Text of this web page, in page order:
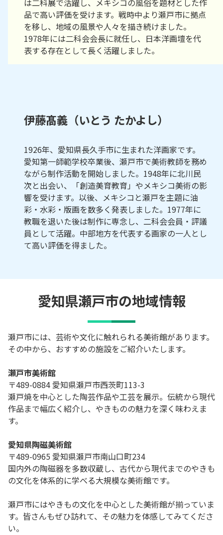
は二科展で活躍し、メキシコの風俗を題材とした作
品で高い評価を受けます。戦時中より瀬戸市に拠点
を移し、地域の風景や人々を描き続けました。
1978年には二科会会長に就任し、日本洋画壇を代
表する存在として長く活躍しました。
伊藤髙義（いとう たかよし）
1926年、愛知県長久手市に生まれた洋画家です。
愛知第一師範学校卒業後、瀬戸市で美術教師を務め
ながら制作活動を開始しました。1948年に北川民
次と出会い、「創造美育教育」やメキシコ美術の影
響を受けます。以後、メキシコと瀬戸を主題に油
彩・水彩・版画を数多く発表しました。1977年に
教職を退いた後は制作に専念し、二科会会員・評議
員として活躍。中部地方を代表する画家の一人とし
て高い評価を得ました。
愛知県瀬戸市の地域情報
瀬戸市には、芸術や文化に触れられる美術館があります。
その中から、おすすめの施設をご紹介いたします。
瀬戸市美術館
〒489-0884 愛知県瀬戸市西茨町113-3
瀬戸焼を中心とした陶芸作品や工芸を展示。伝統から現代
作品まで幅広く紹介し、やきものの魅力を深く味わえま
す。
愛知県陶磁美術館
〒489-0965 愛知県瀬戸市南山口町234
国内外の陶磁器を多数収蔵し、古代から現代までのやきも
の文化を体系的に学べる大規模な美術館です。
瀬戸市にはやきもの文化を中心とした美術館が揃っていま
す。皆さんもぜひ訪れて、その魅力を体感してみてくださ
い。